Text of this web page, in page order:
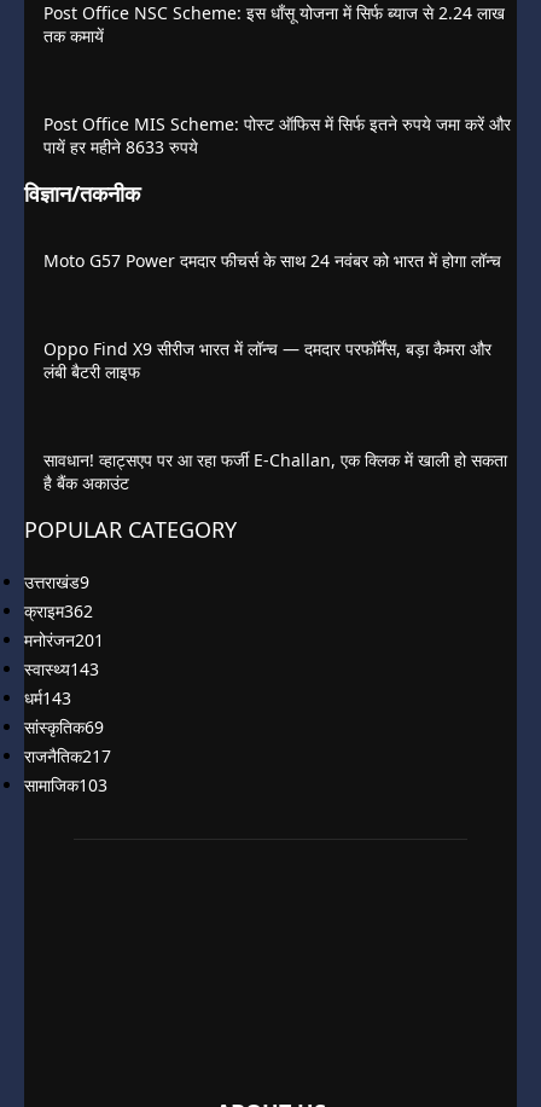
Post Office NSC Scheme: इस धाँसू योजना में सिर्फ ब्याज से 2.24 लाख
तक कमायें
Post Office MIS Scheme: पोस्ट ऑफिस में सिर्फ इतने रुपये जमा करें और
पायें हर महीने 8633 रुपये
विज्ञान/तकनीक
Moto G57 Power दमदार फीचर्स के साथ 24 नवंबर को भारत में होगा लॉन्च
Oppo Find X9 सीरीज भारत में लॉन्च — दमदार परफॉर्मेंस, बड़ा कैमरा और
लंबी बैटरी लाइफ
सावधान! व्हाट्सएप पर आ रहा फर्जी E-Challan, एक क्लिक में खाली हो सकता
है बैंक अकाउंट
POPULAR CATEGORY
उत्तराखंड9
क्राइम362
मनोरंजन201
स्वास्थ्य143
धर्म143
सांस्कृतिक69
राजनैतिक217
सामाजिक103